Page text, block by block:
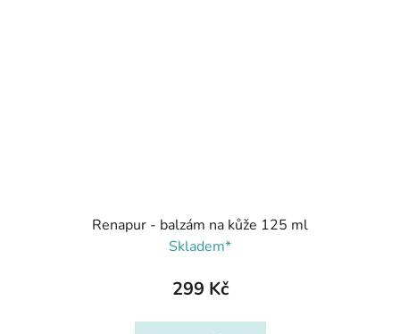
Renapur - balzám na kůže 125 ml
Skladem*
299 Kč